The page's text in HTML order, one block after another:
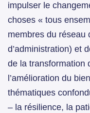
impulser le
choses « tous
membres du réseau
d’administration) et
de la transformation
l’amélioration du
thématiques
– la résilience, la